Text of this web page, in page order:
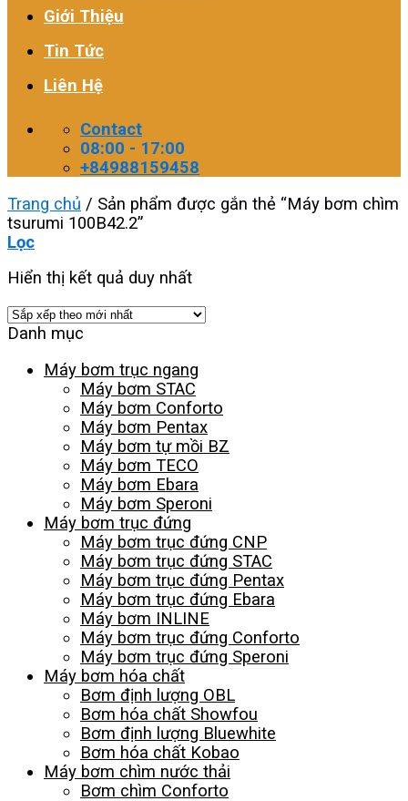
Giới Thiệu
Tin Tức
Liên Hệ
Contact
08:00 - 17:00
+84988159458
Trang chủ / Sản phẩm được gắn thẻ “Máy bơm chìm
tsurumi 100B42.2”
Lọc
Hiển thị kết quả duy nhất
Danh mục
Máy bơm trục ngang
Máy bơm STAC
Máy bơm Conforto
Máy bơm Pentax
Máy bơm tự mồi BZ
Máy bơm TECO
Máy bơm Ebara
Máy bơm Speroni
Máy bơm trục đứng
Máy bơm trục đứng CNP
Máy bơm trục đứng STAC
Máy bơm trục đứng Pentax
Máy bơm trục đứng Ebara
Máy bơm INLINE
Máy bơm trục đứng Conforto
Máy bơm trục đứng Speroni
Máy bơm hóa chất
Bơm định lượng OBL
Bơm hóa chất Showfou
Bơm định lượng Bluewhite
Bơm hóa chất Kobao
Máy bơm chìm nước thải
Bơm chìm Conforto